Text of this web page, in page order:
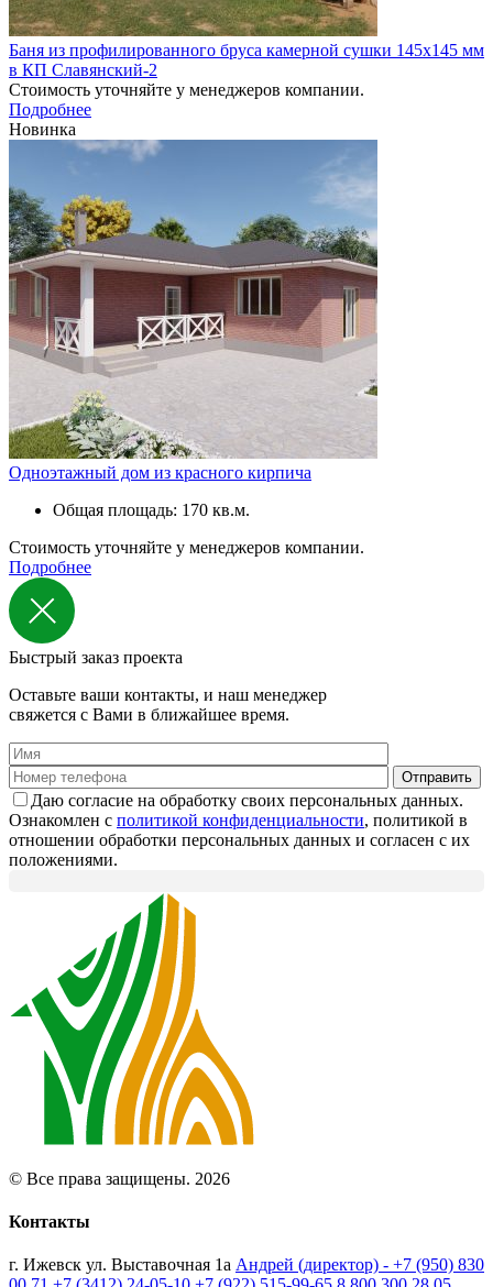
Баня из профилированного бруса камерной сушки 145х145 мм
в КП Славянский-2
Стоимость уточняйте у менеджеров компании.
Подробнее
Новинка
Одноэтажный дом из красного кирпича
Общая площадь: 170 кв.м.
Стоимость уточняйте у менеджеров компании.
Подробнее
Быстрый заказ проекта
Оставьте ваши контакты, и наш менеджер
свяжется с Вами в ближайшее время.
Даю согласие на обработку своих персональных данных.
Ознакомлен с политикой конфиденциальности, политикой в
отношении обработки персональных данных и согласен с их
положениями.
© Все права защищены. 2026
Контакты
г. Ижевск ул. Выставочная 1а Андрей (директор) - +7 (950) 830